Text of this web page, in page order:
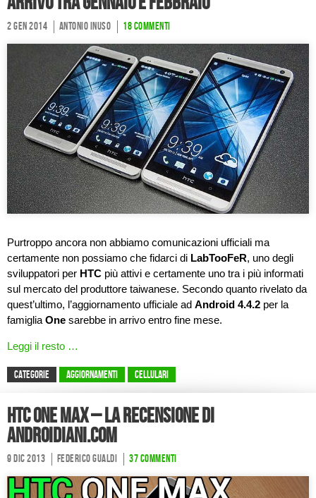
2 Gen 2014 Antonio Inuso 18 commenti
Purtroppo ancora non abbiamo comunicazioni ufficiali ma
certamente non possiamo che fidarci di LabTooFeR, uno degli
sviluppatori per HTC più attivi e certamente uno tra i più informati
sul mercato del produttore taiwanese. Secondo quanto rivelato da
quest’ultimo, l’aggiornamento ufficiale ad Android 4.4.2 per la
famiglia One sarebbe in arrivo entro fine mese.
Leggi il resto …
CATEGORIE Aggiornamenti Cellulari
HTC One Max – La recensione di
Androidiani.com
9 Dic 2013 Federico Gualdi 37 commenti